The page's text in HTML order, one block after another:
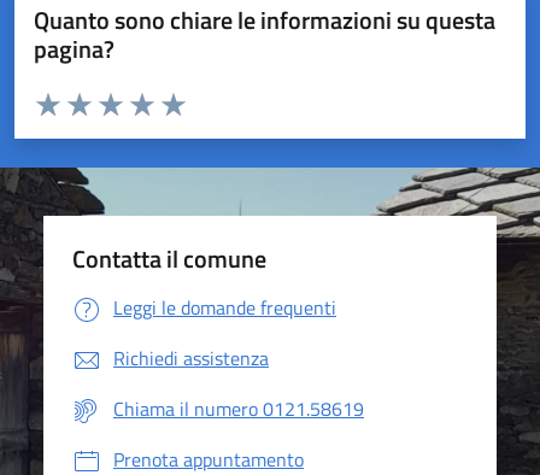
Quanto sono chiare le informazioni su questa
pagina?
Valuta da 1 a 5 stelle la pagina
Valuta 5 stelle su 5
Valuta 4 stelle su 5
Valuta 3 stelle su 5
Valuta 2 stelle su 5
Valuta 1 stelle su 5
Contatta il comune
Leggi le domande frequenti
Richiedi assistenza
Chiama il numero 0121.58619
Prenota appuntamento